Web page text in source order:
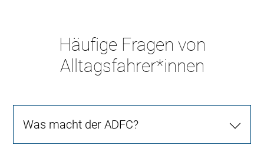
Häufige Fragen von
Alltagsfahrer*innen
Was macht der ADFC?